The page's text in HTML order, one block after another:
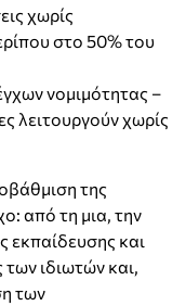
χωρίς
στο 50% του
νομιμότητας –
λειτουργούν χωρίς
της
από τη μια, την
εκπαίδευσης και
ιδιωτών και,
των